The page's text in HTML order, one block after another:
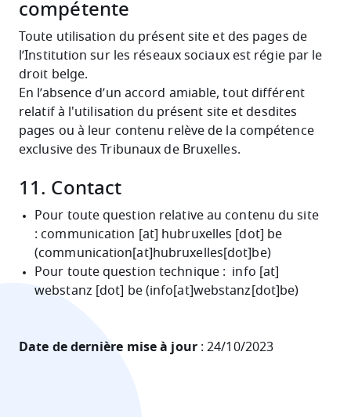
compétente
Toute utilisation du présent site et des pages de
l’Institution sur les réseaux sociaux est régie par le
droit belge.
En l’absence d’un accord amiable, tout différent
relatif à l'utilisation du présent site et desdites
pages ou à leur contenu relève de la compétence
exclusive des Tribunaux de Bruxelles.
11. Contact
Pour toute question relative au contenu du site
: communication [at] hubruxelles [dot]
be
(communication[at]hubruxelles[dot]be)
Pour toute question technique : info [at]
webstanz [dot] be(info[at]webstanz[dot]be)
Date de dernière mise à jour : 24/10/2023